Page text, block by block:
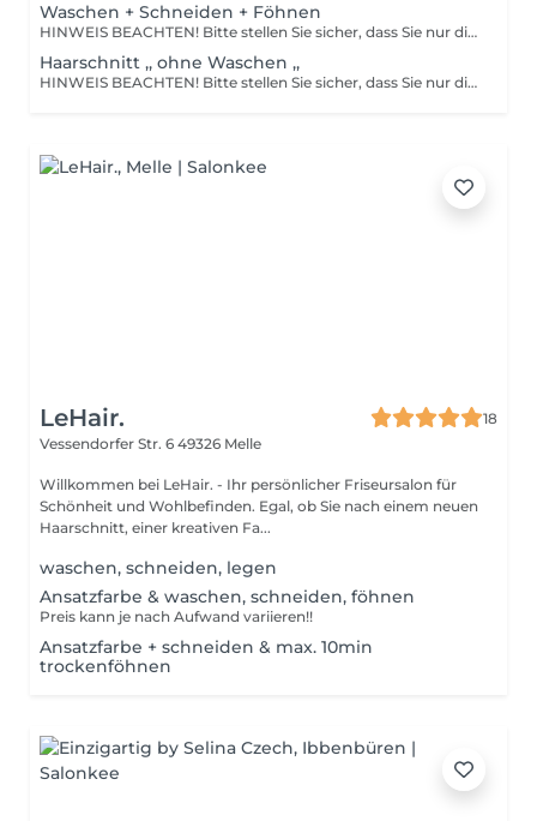
Waschen + Schneiden + Föhnen
HINWEIS BEACHTEN! Bitte stellen Sie sicher, dass Sie nur die Dienstleistung buchen, die Sie tatsächlich in Anspruch nehmen möchten. Änderungen vor Ort sind nicht möglich. Gebuchte Dienstleistungen werden wie reserviert abgerechnet. Viele Dank für Ihr Verständnis! Ihr Salon Lindita Bujaku
Haarschnitt ,, ohne Waschen ,,
HINWEIS BEACHTEN! Bitte stellen Sie sicher, dass Sie nur die Dienstleistung buchen, die Sie tatsächlich in Anspruch nehmen möchten. Änderungen vor Ort sind nicht möglich. Gebuchte Dienstleistungen werden wie reserviert abgerechnet. Viele Dank für Ihr Verständnis! Ihr Salon Lindita Bujaku
LeHair.
18
Vessendorfer Str. 6 49326 Melle
Willkommen bei LeHair. - Ihr persönlicher Friseursalon für
Schönheit und Wohlbefinden. Egal, ob Sie nach einem neuen
Haarschnitt, einer kreativen Fa...
waschen, schneiden, legen
Ansatzfarbe & waschen, schneiden, föhnen
Preis kann je nach Aufwand variieren!!
Ansatzfarbe + schneiden & max. 10min
trockenföhnen